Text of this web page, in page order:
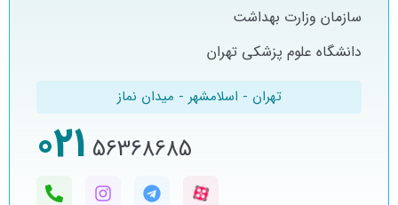
سازمان وزارت بهداشت
دانشگاه علوم پزشکی تهران
تهران - اسلامشهر - میدان نماز
56368685
021